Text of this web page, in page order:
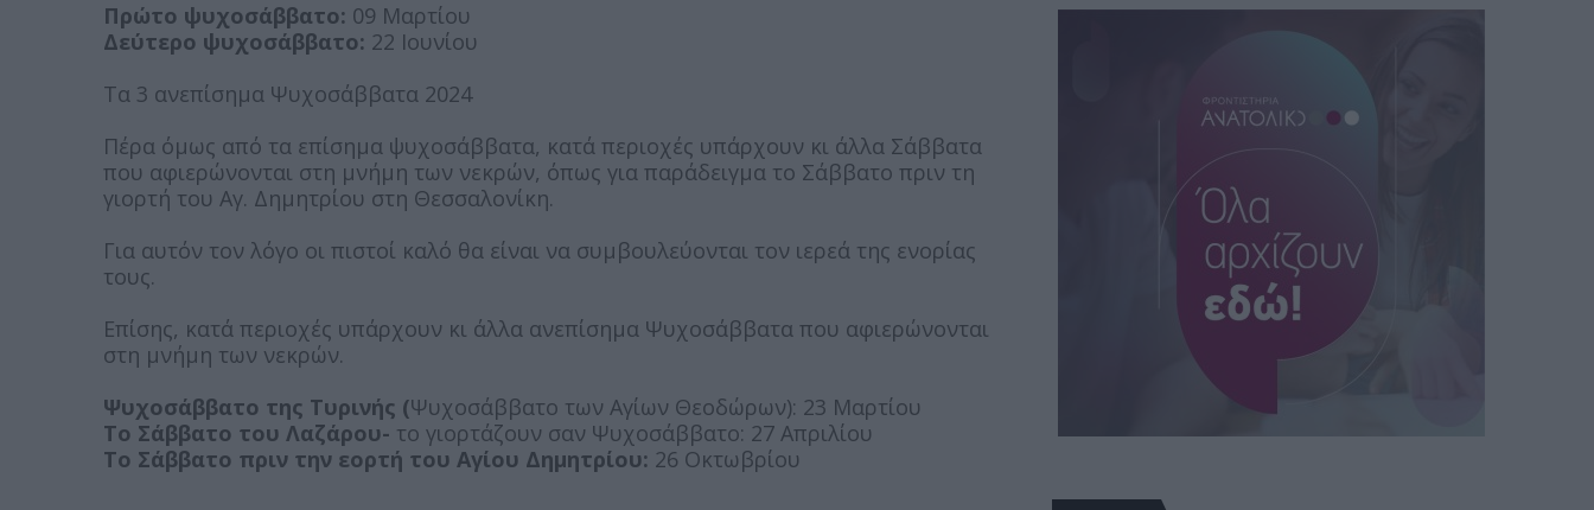
Πρώτο ψυχοσάββατο: 09 Μαρτίου
Δεύτερο ψυχοσάββατο: 22 Ιουνίου
Τα 3 ανεπίσημα Ψυχοσάββατα 2024
Πέρα όμως από τα επίσημα ψυχοσάββατα, κατά περιοχές υπάρχουν κι άλλα Σάββατα
που αφιερώνονται στη μνήμη των νεκρών, όπως για παράδειγμα το Σάββατο πριν τη
γιορτή του Αγ. Δημητρίου στη Θεσσαλονίκη.
Για αυτόν τον λόγο οι πιστοί καλό θα είναι να συμβουλεύονται τον ιερεά της ενορίας
τους.
Επίσης, κατά περιοχές υπάρχουν κι άλλα ανεπίσημα Ψυχοσάββατα που αφιερώνονται
στη μνήμη των νεκρών.
Ψυχοσάββατο της Τυρινής (Ψυχοσάββατο των Αγίων Θεοδώρων): 23 Μαρτίου
Το Σάββατο του Λαζάρου- το γιορτάζουν σαν Ψυχοσάββατο: 27 Απριλίου
Το Σάββατο πριν την εορτή του Αγίου Δημητρίου: 26 Οκτωβρίου